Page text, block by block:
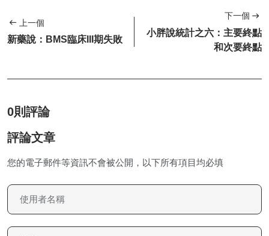
上一個
新藥說：BMS臨床III期失敗
下一個
小胖說統計之六：主要終點
和次要終點
0則評論
評論文章
您的電子郵件等資訊不會被公開，以下所有項目均必填